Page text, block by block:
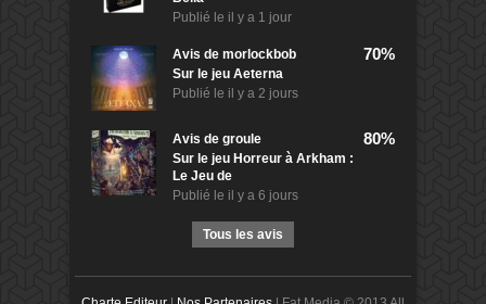
Publié le il y a 1 jour
Avis de morlockbob
Sur le jeu Aeterna
Publié le il y a 2 jours
70%
Avis de groule
Sur le jeu Horreur à Arkham :
Le Jeu de
Publié le il y a 6 jours
80%
Tous les avis